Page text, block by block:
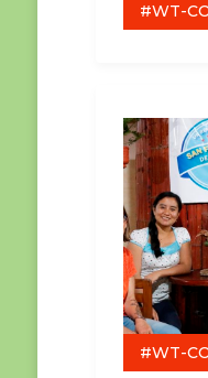
#WT-
#WT-